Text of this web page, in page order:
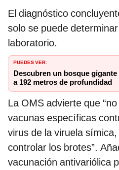
El diagnóstico
solo se puede
laboratorio.
PUEDES VER:
Descubren un bosque
a 192 metros de profundidad
La OMS advierte que
vacunas específicas
virus de la viruela
controlar los brotes”.
vacunación antivariólica